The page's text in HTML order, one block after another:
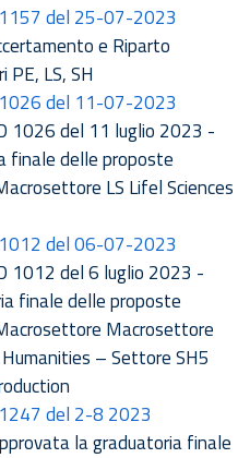
del 25-07-2023
e Riparto
LS, SH
del 11-07-2023
1026 del 11 luglio 2023 -
finale delle proposte
LS Lifel Sciences
del 06-07-2023
1012 del 6 luglio 2023 -
finale delle proposte
Macrosettore
– Settore SH5
del 2-8 2023
la graduatoria finale